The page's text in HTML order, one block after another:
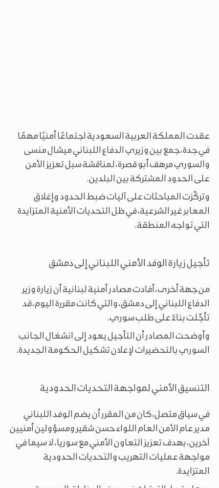
عقدت المملكة العربية السعودية اجتماعًا أمنيًا مهمًا
في جدة، جمع بين وزيري الدفاع اللبناني ميشال منسى
والسوري مرهف أبو قصرة، لمناقشة سبل تعزيز الأمن
على الحدود المشتركة بين البلدين.
وتركّزت المباحثات على آليات ضبط الحدود وإغلاق
المعابر غير الشرعية، في ظل التحديات الأمنية المتزايدة
التي تواجه المنطقة.
تأجيل زيارة الوفد الأمني اللبناني إلى دمشق
من جهة أخرى، أفادت مصادر أمنية لبنانية أن زيارة وزير
الدفاع اللبناني إلى دمشق، والتي كانت مقررة اليوم، قد
تأجّلت بناءً على طلب سوري.
وأوضحت المصادر أن التأجيل يعود إلى انشغال الجانب
السوري بالتحضيرات لإعلان تشكيل الحكومة الجديدة.
التنسيق الأمني لمواجهة التحديات الحدودية
في سياق متصل، كان من المقرر أن يضم الوفد اللبناني
مدير عام الأمن العام اللواء حسن شقير ومسؤولين أمنيين
آخرين، بهدف تعزيز التعاون الأمني مع سوريا، لا سيما في
مواجهة عمليات التهريب والتحديات الحدودية
المتزايدة.